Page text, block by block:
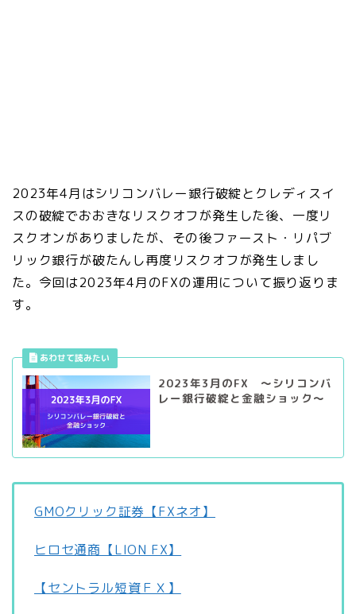
2023年4月はシリコンバレー銀行破綻とクレディスイ
スの破綻でおおきなリスクオフが発生した後、一度リ
スクオンがありましたが、その後ファースト・リパブ
リック銀行が破たんし再度リスクオフが発生しまし
た。今回は2023年4月のFXの運用について振り返りま
す。
2023年3月のFX ～シリコンバ
レー銀行破綻と金融ショック～
GMOクリック証券【FXネオ】
ヒロセ通商【LION FX】
【セントラル短資ＦＸ】